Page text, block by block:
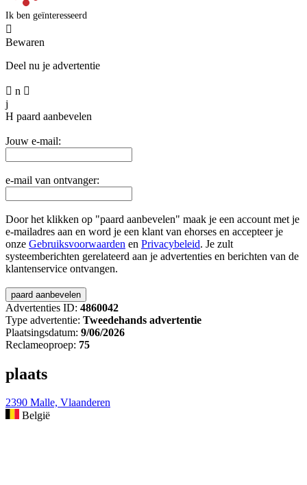
Ik ben geïnteresseerd

Bewaren
Deel nu je advertentie
 n 
j
H paard aanbevelen
Jouw e-mail:
e-mail van ontvanger:
Door het klikken op "paard aanbevelen" maak je een account met je
e-mailadres aan en word je een klant van ehorses en accepteer je
onze Gebruiksvoorwaarden en Privacybeleid. Je zult
systeemberichten gerelateerd aan je advertenties en berichten van de
klantenservice ontvangen.
Advertenties ID: 4860042
Type advertentie: Tweedehands advertentie
Plaatsingsdatum: 9/06/2026
Reclameoproep: 75
plaats
2390 Malle, Vlaanderen
België